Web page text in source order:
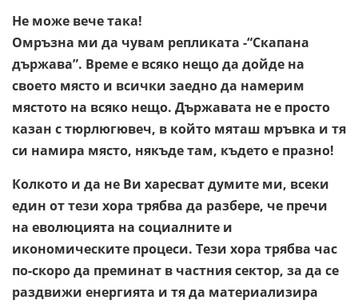
Не може вече така!
Омръзна ми да чувам репликата -“Скапана
държава”. Време е всяко нещо да дойде на
своето място и всички заедно да намерим
мястото на всяко нещо. Държавата не е просто
казан с тюрлюгювеч, в който мяташ мръвка и тя
си намира място, някъде там, където е празно!
Колкото и да не Ви харесват думите ми, всеки
един от тези хора трябва да разбере, че пречи
на еволюцията на социалните и
икономическите процеси. Тези хора трябва час
по-скоро да преминат в частния сектор, за да се
раздвижи енергията и тя да материализира